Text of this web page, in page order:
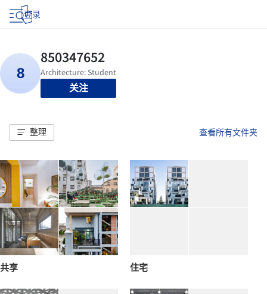
登录
关注
整理 查看所有文件夹
共享 住宅